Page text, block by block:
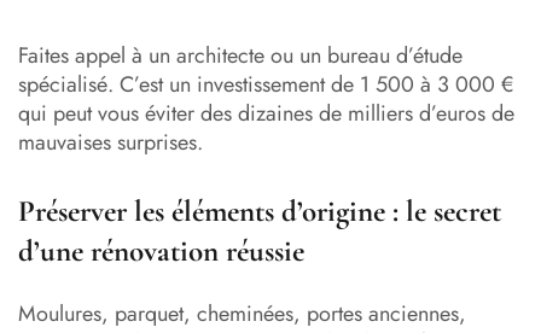
Faites appel à un architecte ou un bureau d’étude
spécialisé. C’est un investissement de 1 500 à 3 000 €
qui peut vous éviter des dizaines de milliers d’euros de
mauvaises surprises.
Préserver les éléments d’origine : le secret
d’une rénovation réussie
Moulures, parquet, cheminées, portes anciennes,